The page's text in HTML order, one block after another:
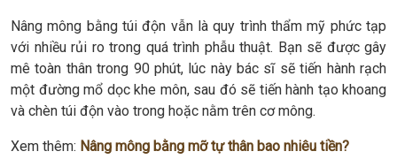
Nâng mông bằng túi độn vẫn là quy trình thẩm mỹ phức tạp
với nhiều rủi ro trong quá trình phẫu thuật. Bạn sẽ được gây
mê toàn thân trong 90 phút, lúc này bác sĩ sẽ tiến hành rạch
một đường mổ dọc khe môn, sau đó sẽ tiến hành tạo khoang
và chèn túi độn vào trong hoặc nằm trên cơ mông.
Xem thêm: Nâng mông bằng mỡ tự thân bao nhiêu tiền?